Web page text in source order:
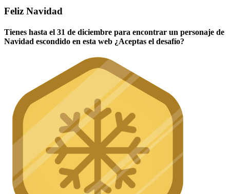
Feliz Navidad
Tienes hasta el 31 de diciembre para encontrar un personaje de
Navidad escondido en esta web ¿Aceptas el desafío?